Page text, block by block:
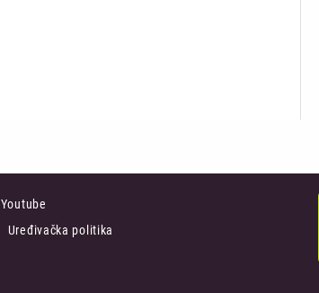
Youtube
Uređivačka politika